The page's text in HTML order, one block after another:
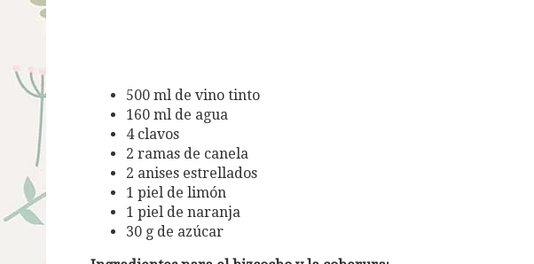
500 ml de vino tinto
160 ml de agua
4 clavos
2 ramas de canela
2 anises estrellados
1 piel de limón
1 piel de naranja
30 g de azúcar